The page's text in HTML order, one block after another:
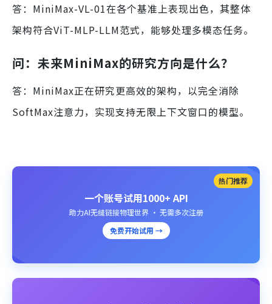
答：MiniMax-VL-01在各个基准上表现出色，其整体
架构符合ViT-MLP-LLM范式，能够处理多模态任务。
问：未来MiniMax的研究方向是什么？
答：MiniMax正在研究更高效的架构，以完全消除
SoftMax注意力，实现支持无限上下文窗口的模型。
热门推荐
一个账号试用1000+ API
助力AI无缝链接物理世界 · 无需多次注册
免费开始试用 →